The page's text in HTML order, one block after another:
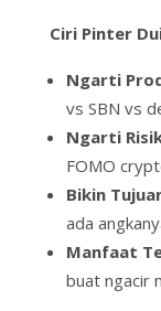
Ciri Pinter
Ngarti
vs SBN vs
Ngarti
FOMO
Bikin
ada
Manfaat
buat ngacir